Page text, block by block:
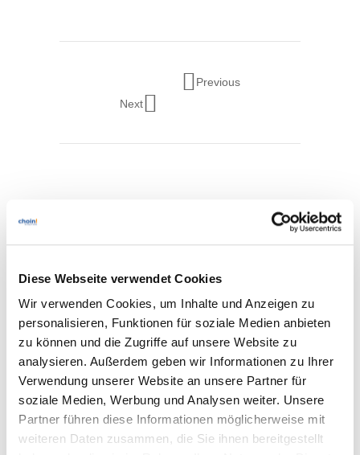
Diese Webseite verwendet Cookies
Wir verwenden Cookies, um Inhalte und Anzeigen zu
personalisieren, Funktionen für soziale Medien anbieten
zu können und die Zugriffe auf unsere Website zu
analysieren. Außerdem geben wir Informationen zu Ihrer
Verwendung unserer Website an unsere Partner für
soziale Medien, Werbung und Analysen weiter. Unsere
Partner führen diese Informationen möglicherweise mit
weiteren Daten zusammen, die Sie ihnen bereitgestellt
Previous
Next
SonicWall – Version GMS 8.7
15. Mai 2019
BSI warnt vor gezielten Ransomware-
Angriffen auf Unternehmen